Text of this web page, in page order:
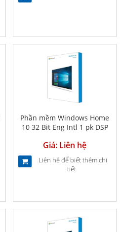
Phần mềm Windows Home
10 32 Bit Eng Intl 1 pk DSP
Giá: Liên hệ
Liên hệ để biết thêm chi
tiết